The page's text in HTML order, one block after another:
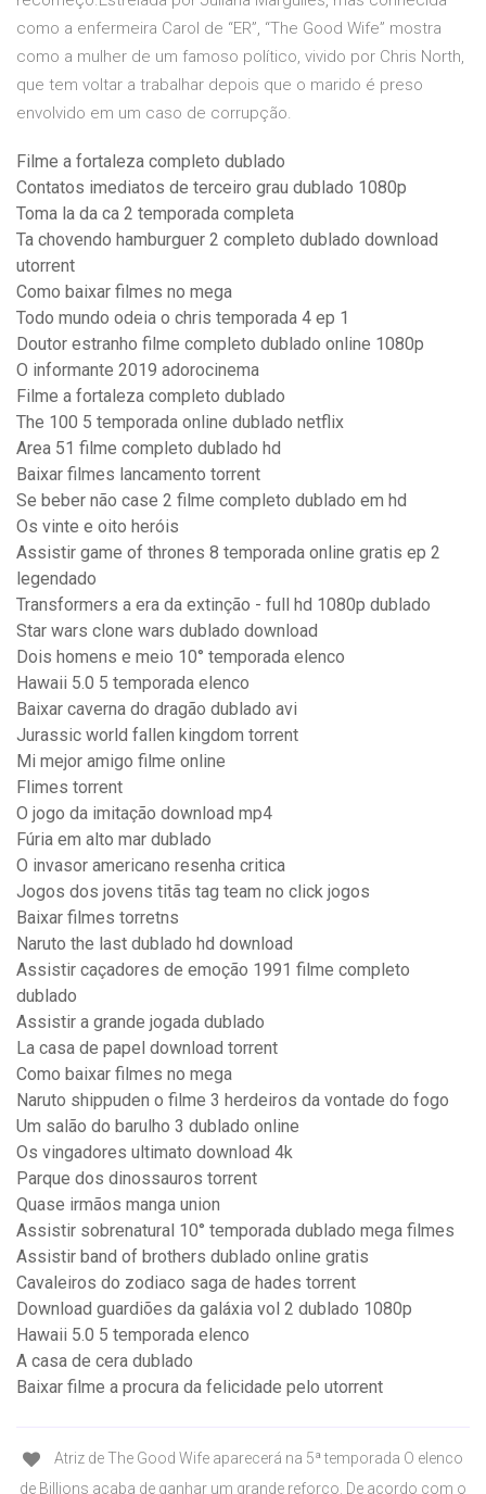
como a enfermeira Carol de “ER”, “The Good Wife” mostra
como a mulher de um famoso político, vivido por Chris North,
que tem voltar a trabalhar depois que o marido é preso
envolvido em um caso de corrupção.
Filme a fortaleza completo dublado
Contatos imediatos de terceiro grau dublado 1080p
Toma la da ca 2 temporada completa
Ta chovendo hamburguer 2 completo dublado download
utorrent
Como baixar filmes no mega
Todo mundo odeia o chris temporada 4 ep 1
Doutor estranho filme completo dublado online 1080p
O informante 2019 adorocinema
Filme a fortaleza completo dublado
The 100 5 temporada online dublado netflix
Area 51 filme completo dublado hd
Baixar filmes lancamento torrent
Se beber não case 2 filme completo dublado em hd
Os vinte e oito heróis
Assistir game of thrones 8 temporada online gratis ep 2
legendado
Transformers a era da extinção - full hd 1080p dublado
Star wars clone wars dublado download
Dois homens e meio 10° temporada elenco
Hawaii 5.0 5 temporada elenco
Baixar caverna do dragão dublado avi
Jurassic world fallen kingdom torrent
Mi mejor amigo filme online
Flimes torrent
O jogo da imitação download mp4
Fúria em alto mar dublado
O invasor americano resenha critica
Jogos dos jovens titãs tag team no click jogos
Baixar filmes torretns
Naruto the last dublado hd download
Assistir caçadores de emoção 1991 filme completo
dublado
Assistir a grande jogada dublado
La casa de papel download torrent
Como baixar filmes no mega
Naruto shippuden o filme 3 herdeiros da vontade do fogo
Um salão do barulho 3 dublado online
Os vingadores ultimato download 4k
Parque dos dinossauros torrent
Quase irmãos manga union
Assistir sobrenatural 10° temporada dublado mega filmes
Assistir band of brothers dublado online gratis
Cavaleiros do zodiaco saga de hades torrent
Download guardiões da galáxia vol 2 dublado 1080p
Hawaii 5.0 5 temporada elenco
A casa de cera dublado
Baixar filme a procura da felicidade pelo utorrent
Atriz de The Good Wife aparecerá na 5ª temporada O elenco
de Billions acaba de ganhar um grande reforço. De acordo com o